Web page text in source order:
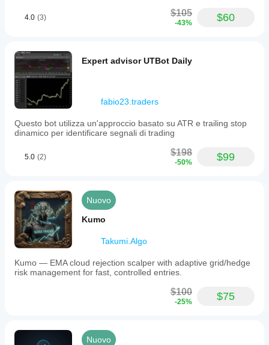
Tipo
Tecnica
Frequenza
operazioni
Alta
Saldo min.
raccomandato
Rischio per
Periodo
del
grafico
1 minuto
Leva
durante il
backtesting
consentito
4.0 (3) $105
-43% $60
Expert advisor UTBot Daily
fabio23.traders
Questo bot utilizza un'approccio basato su ATR e trailing stop
dinamico per identificare segnali di trading
5.0 (2) $198
-50% $99
Nuovo
Kumo
Takumi.Algo
Kumo — EMA cloud rejection scalper with adaptive grid/hedge
risk management for fast, controlled entries.
$100
-25% $75
Nuovo